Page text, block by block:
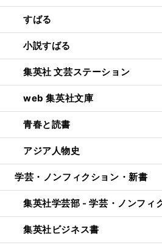
すばる
小説すばる
集英社 文芸ステーション
web 集英社文庫
青春と読書
アジア人物史
学芸・ノンフィクション・新書
集英社学芸部 - 学芸・ノンフィ
集英社ビジネス書